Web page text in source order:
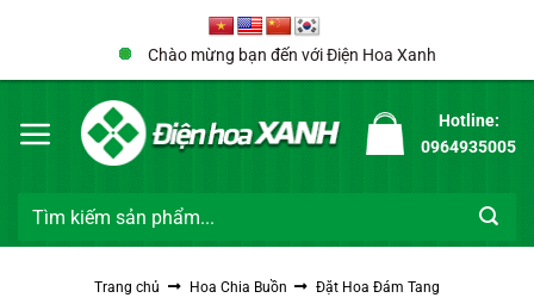
Chào mừng bạn đến với Điện Hoa Xanh
Hotline:
0964935005
Tìm
Trang chủ Hoa Chia Buồn Đặt Hoa Đám Tang